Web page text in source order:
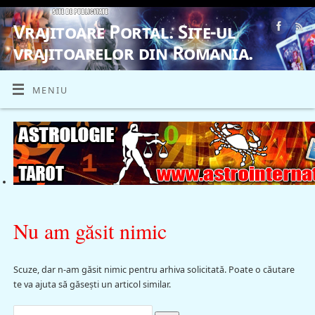
Vrajitoare Portal. Site-ul
vrajitoarelor din Romania.
VRAJITOARE, VRAJITOARELE, VRAJITOARE
MENIU
Nu am găsit nimic
Scuze, dar n-am găsit nimic pentru arhiva solicitată. Poate o căutare
te va ajuta să găsești un articol similar.